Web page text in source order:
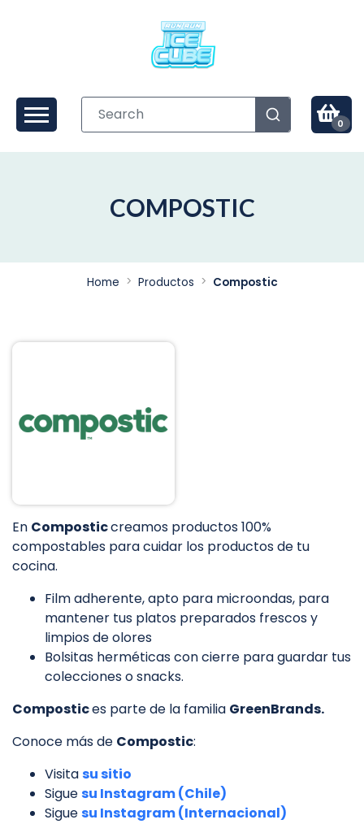
0
COMPOSTIC
Home Productos Compostic
En Composticcreamos productos 100%
compostables para cuidar los productos de tu
cocina.
Film adherente, apto para microondas, para
mantener tus platos preparados frescos y
limpios de olores
Bolsitas herméticas con cierre para guardar tus
colecciones o snacks.
Compostices parte de la familia GreenBrands.
Conoce más de Compostic:
Visitasu sitio
Siguesu Instagram (Chile)
Siguesu Instagram (Internacional)